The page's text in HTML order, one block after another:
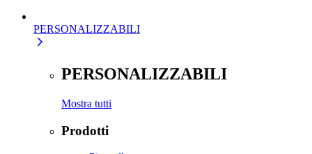
PERSONALIZZABILI
PERSONALIZZABILI
Mostra tutti
Prodotti